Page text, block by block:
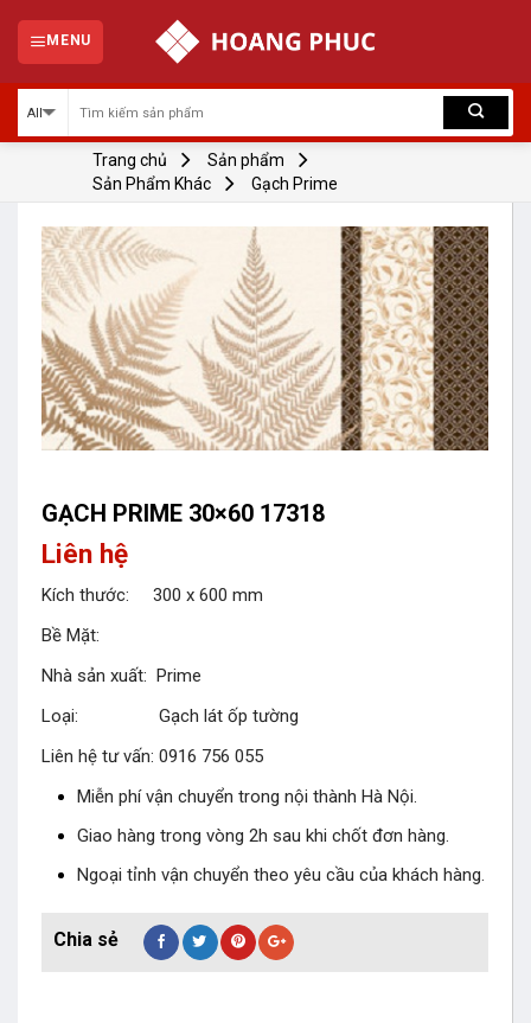
content
MENU
Trang chủ
Sản phẩm
Sản Phẩm Khác
Gạch Prime
GẠCH PRIME 30×60 17318
Liên hệ
Kích thước: 300 x 600 mm
Bề Mặt:
Nhà sản xuất: Prime
Loại: Gạch lát ốp tường
Liên hệ tư vấn: 0916 756 055
Miễn phí vận chuyển trong nội thành Hà Nội.
Giao hàng trong vòng 2h sau khi chốt đơn hàng.
Ngoại tỉnh vận chuyển theo yêu cầu của khách hàng.